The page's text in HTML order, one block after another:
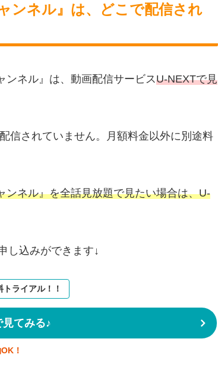
ンネル』は、どこで配信され
ンネル』は、動画配信サービスU-NEXTで見
信されていません。月額料金以外に別途料
ネル』を全話見放題で見たい場合は、U-
し込みができます↓
ライアル！！
てみる♪
！